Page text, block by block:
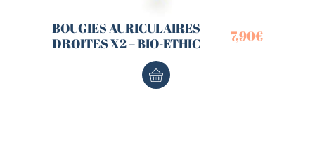
BOUGIES AURICULAIRES
DROITES X2 – BIO-ETHIC
7,90€